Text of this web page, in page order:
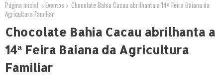
Página inicial Eventos
Chocolate Bahia Cacau abrilhanta a 14ª Feira Baiana da
Agricultura Familiar
Chocolate Bahia Cacau abrilhanta a
14ª Feira Baiana da Agricultura
Familiar